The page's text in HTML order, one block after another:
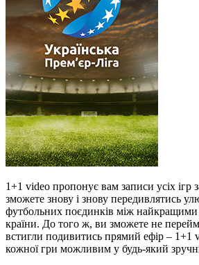
1+1 video пропонує вам записи усіх ігр
зможете знову і знову передивлятись
футбольних поєдинків між
країни. До того ж, ви зможете не
встигли подивитись прямий ефір – 1+1
кожної гри можливим у будь-який